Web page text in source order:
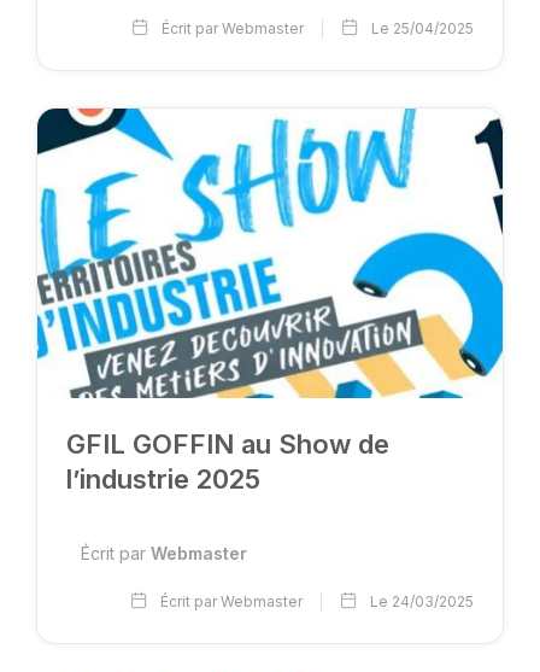
Écrit par Webmaster Le 25/04/2025
GFIL GOFFIN au Show de
l’industrie 2025
Écrit par Webmaster
Écrit par Webmaster Le 24/03/2025